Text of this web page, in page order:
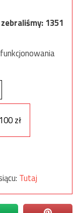
zebraliśmy:1351
100 zł
Tutaj